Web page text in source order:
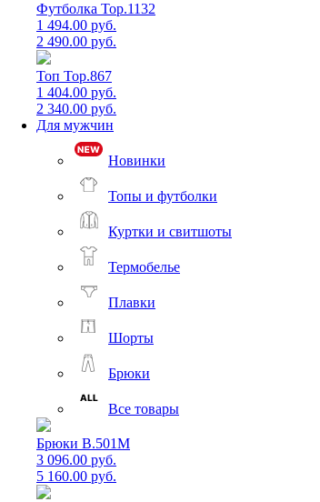
Футболка Top.1132
1 494.00 руб.
2 490.00 руб.
Топ Top.867
1 404.00 руб.
2 340.00 руб.
Для мужчин
Новинки
Топы и футболки
Куртки и свитшоты
Термобелье
Плавки
Шорты
Брюки
Все товары
Брюки B.501M
3 096.00 руб.
5 160.00 руб.